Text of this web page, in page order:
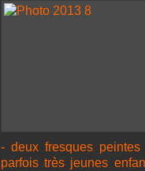
- deux fresques
parfois très jeunes